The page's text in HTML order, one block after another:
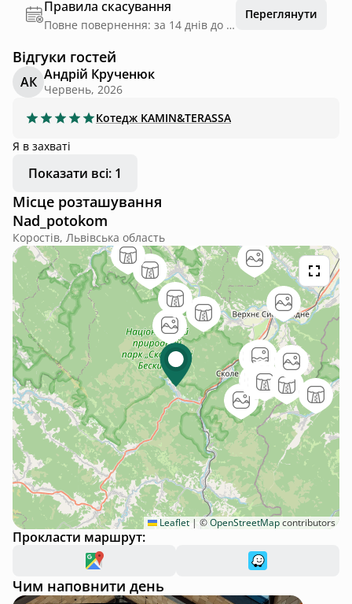
Правила скасування
Повне повернення: за 14 днів до дати заїзду
Переглянути
Відгуки гостей
АК Андрій Крученюк
Червень, 2026
Котедж KAMIN&TERASSA
Я в захваті
Показати всі: 1
Місце розташування
Nad_potokom
Коростів, Львівська область
Leaflet | ©OpenStreetMapcontributors
Прокласти маршрут:
Чим наповнити день